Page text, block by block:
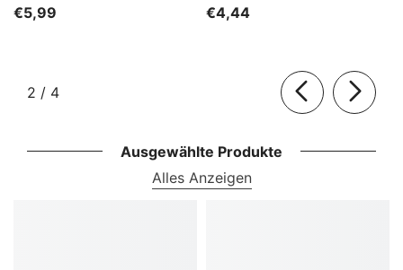
€5,99
€4,44
2 / von
4
Ausgewählte Produkte
Alles Anzeigen